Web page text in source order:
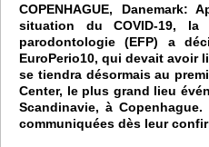
COPENHAGUE,
situation du COVID-19, la
parodontologie (EFP) a
EuroPerio10, qui devait avoir
se tiendra désormais au
Center, le plus grand lieu
Scandinavie, à
communiquées dès leur